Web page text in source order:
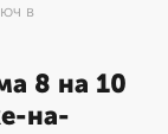
в
8 на 10
на-